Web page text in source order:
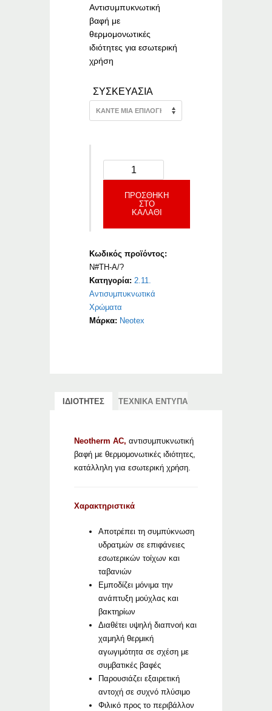
€64.19
Αντισυμπυκνωτική
βαφή με
θερμομονωτικές
ιδιότητες για εσωτερική
χρήση
ΣΥΣΚΕΥΑΣΙΑ
ΠΡΟΣΘΉΚΗ
ΣΤΟ
ΚΑΛΆΘΙ
Κωδικός προϊόντος:
N#TH-A/?
Κατηγορία:2.11.
Αντισυμπυκνωτικά
Χρώματα
Μάρκα: Neotex
ΙΔΙΟΤΗΤΕΣ ΤΕΧΝΙΚΑ ΕΝΤΥΠΑ
Neotherm AC, αντισυμπυκνωτική
βαφή με θερμομονωτικές ιδιότητες,
κατάλληλη για εσωτερική χρήση.
Χαρακτηριστικά
Αποτρέπει τη συμπύκνωση
υδρατμών σε επιφάνειες
εσωτερικών τοίχων και
ταβανιών
Εμποδίζει μόνιμα την
ανάπτυξη μούχλας και
βακτηρίων
Διαθέτει υψηλή διαπνοή και
χαμηλή θερμική
αγωγιμότητα σε σχέση με
συμβατικές βαφές
Παρουσιάζει εξαιρετική
αντοχή σε συχνό πλύσιμο
Φιλικό προς το περιβάλλον